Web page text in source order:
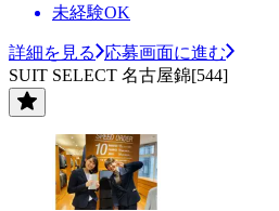
未経験OK
詳細を見る
応募画面に進む
SUIT SELECT 名古屋錦[544]